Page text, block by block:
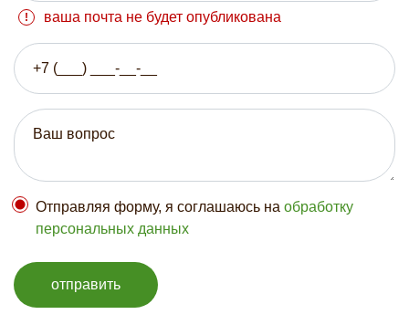
ваша почта не будет опубликована
Отправляя форму, я соглашаюсь на обработку
персональных данных
отправить